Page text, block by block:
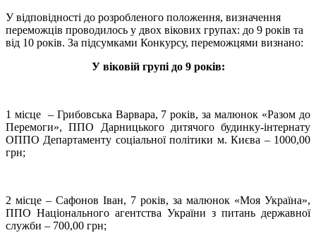
У відповідності до розробленого положення, визначення
переможців проводилось у двох вікових групах: до 9 років та
від 10 років. За підсумками Конкурсу, переможцями визнано:
У віковій групі до 9 років:
1 місце – Грибовська Варвара, 7 років, за малюнок «Разом до
Перемоги», ППО Дарницького дитячого будинку-інтернату
ОППО Департаменту соціальної політики м. Києва – 1000,00
грн;
2 місце – Сафонов Іван, 7 років, за малюнок «Моя Україна»,
ППО Національного агентства України з питань державної
служби – 700,00 грн;